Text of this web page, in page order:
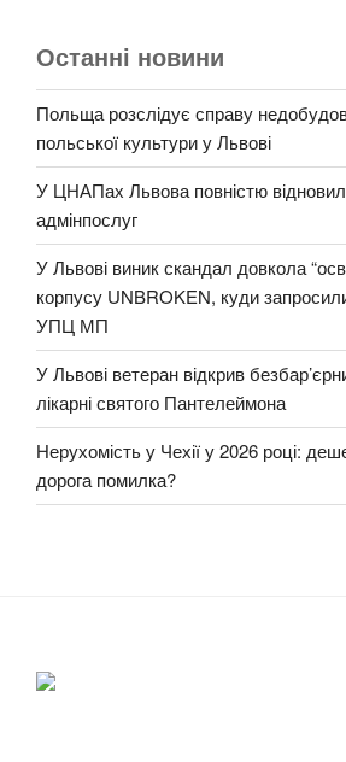
Останні новини
Польща розслідує справу
польської культури у Львові
У ЦНАПах Львова повністю
адмінпослуг
У Львові виник скандал довкола
корпусу UNBROKEN, куди
УПЦ МП
У Львові ветеран відкрив
лікарні святого Пантелеймона
Нерухомість у Чехії у 2026 році:
дорога помилка?